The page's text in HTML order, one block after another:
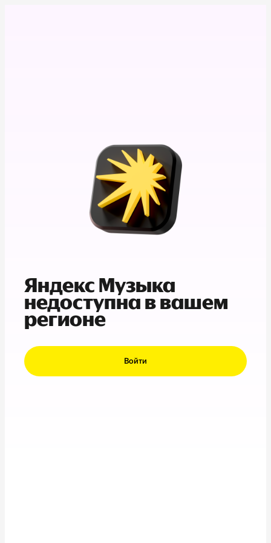
Яндекс Музыка
недоступна в вашем
регионе
Войти